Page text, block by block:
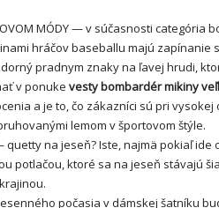
MÓDY — v súčasnosti
hráčov baseballu majú
pradnym znaky na ľavej hrudi,
v ponuke vesty bombardér mikiny
a je to, čo zákazníci sú pri
lemom v športovom štýle.
— quetty na jeseň? Iste, najmä pokiaľ
potlačou, ktoré sa na jeseň stávajú
jesenného počasia v dámskej šatníku